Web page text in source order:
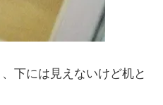
下には見えないけど机と